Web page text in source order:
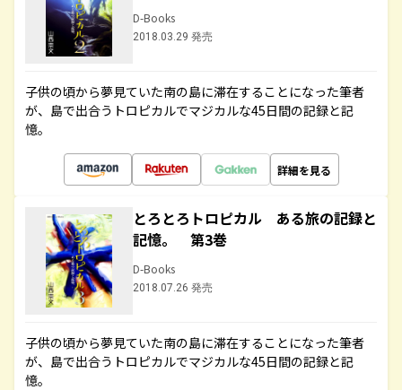
D-Books
2018.03.29 発売
子供の頃から夢見ていた南の島に滞在することになった筆者
が、島で出合うトロピカルでマジカルな45日間の記録と記
憶。
詳細を見る
とろとろトロピカル ある旅の記録と
記憶。 第3巻
D-Books
2018.07.26 発売
子供の頃から夢見ていた南の島に滞在することになった筆者
が、島で出合うトロピカルでマジカルな45日間の記録と記
憶。